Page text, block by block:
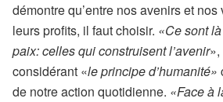
démontre qu’entre nos avenirs et
leurs profits, il faut choisir. «Ce sont
paix: celles qui construisent l’avenir»,
considérant «leprincipe d’humanité»
de notre action quotidienne. «Face à